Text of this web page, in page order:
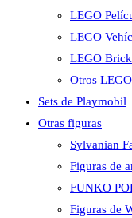
LEGO
LEGO
LEGO
Otros LEGO
Sets de Playmobil
Otras figuras
Sylvanian
Figuras de
FUNKO
Figuras de